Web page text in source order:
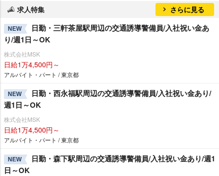
求人特集 さらに見る
NEW
日勤・三軒茶屋駅周辺の交通誘導警備員/入社祝い金あ
り/週1日～OK
株式会社MSK
日給1万4,500円～
アルバイト・パート / 東京都
NEW
日勤・西永福駅周辺の交通誘導警備員/入社祝い金あり/
週1日～OK
株式会社MSK
日給1万4,500円～
アルバイト・パート / 東京都
NEW
日勤・森下駅周辺の交通誘導警備員/入社祝い金あり/週1
日～OK